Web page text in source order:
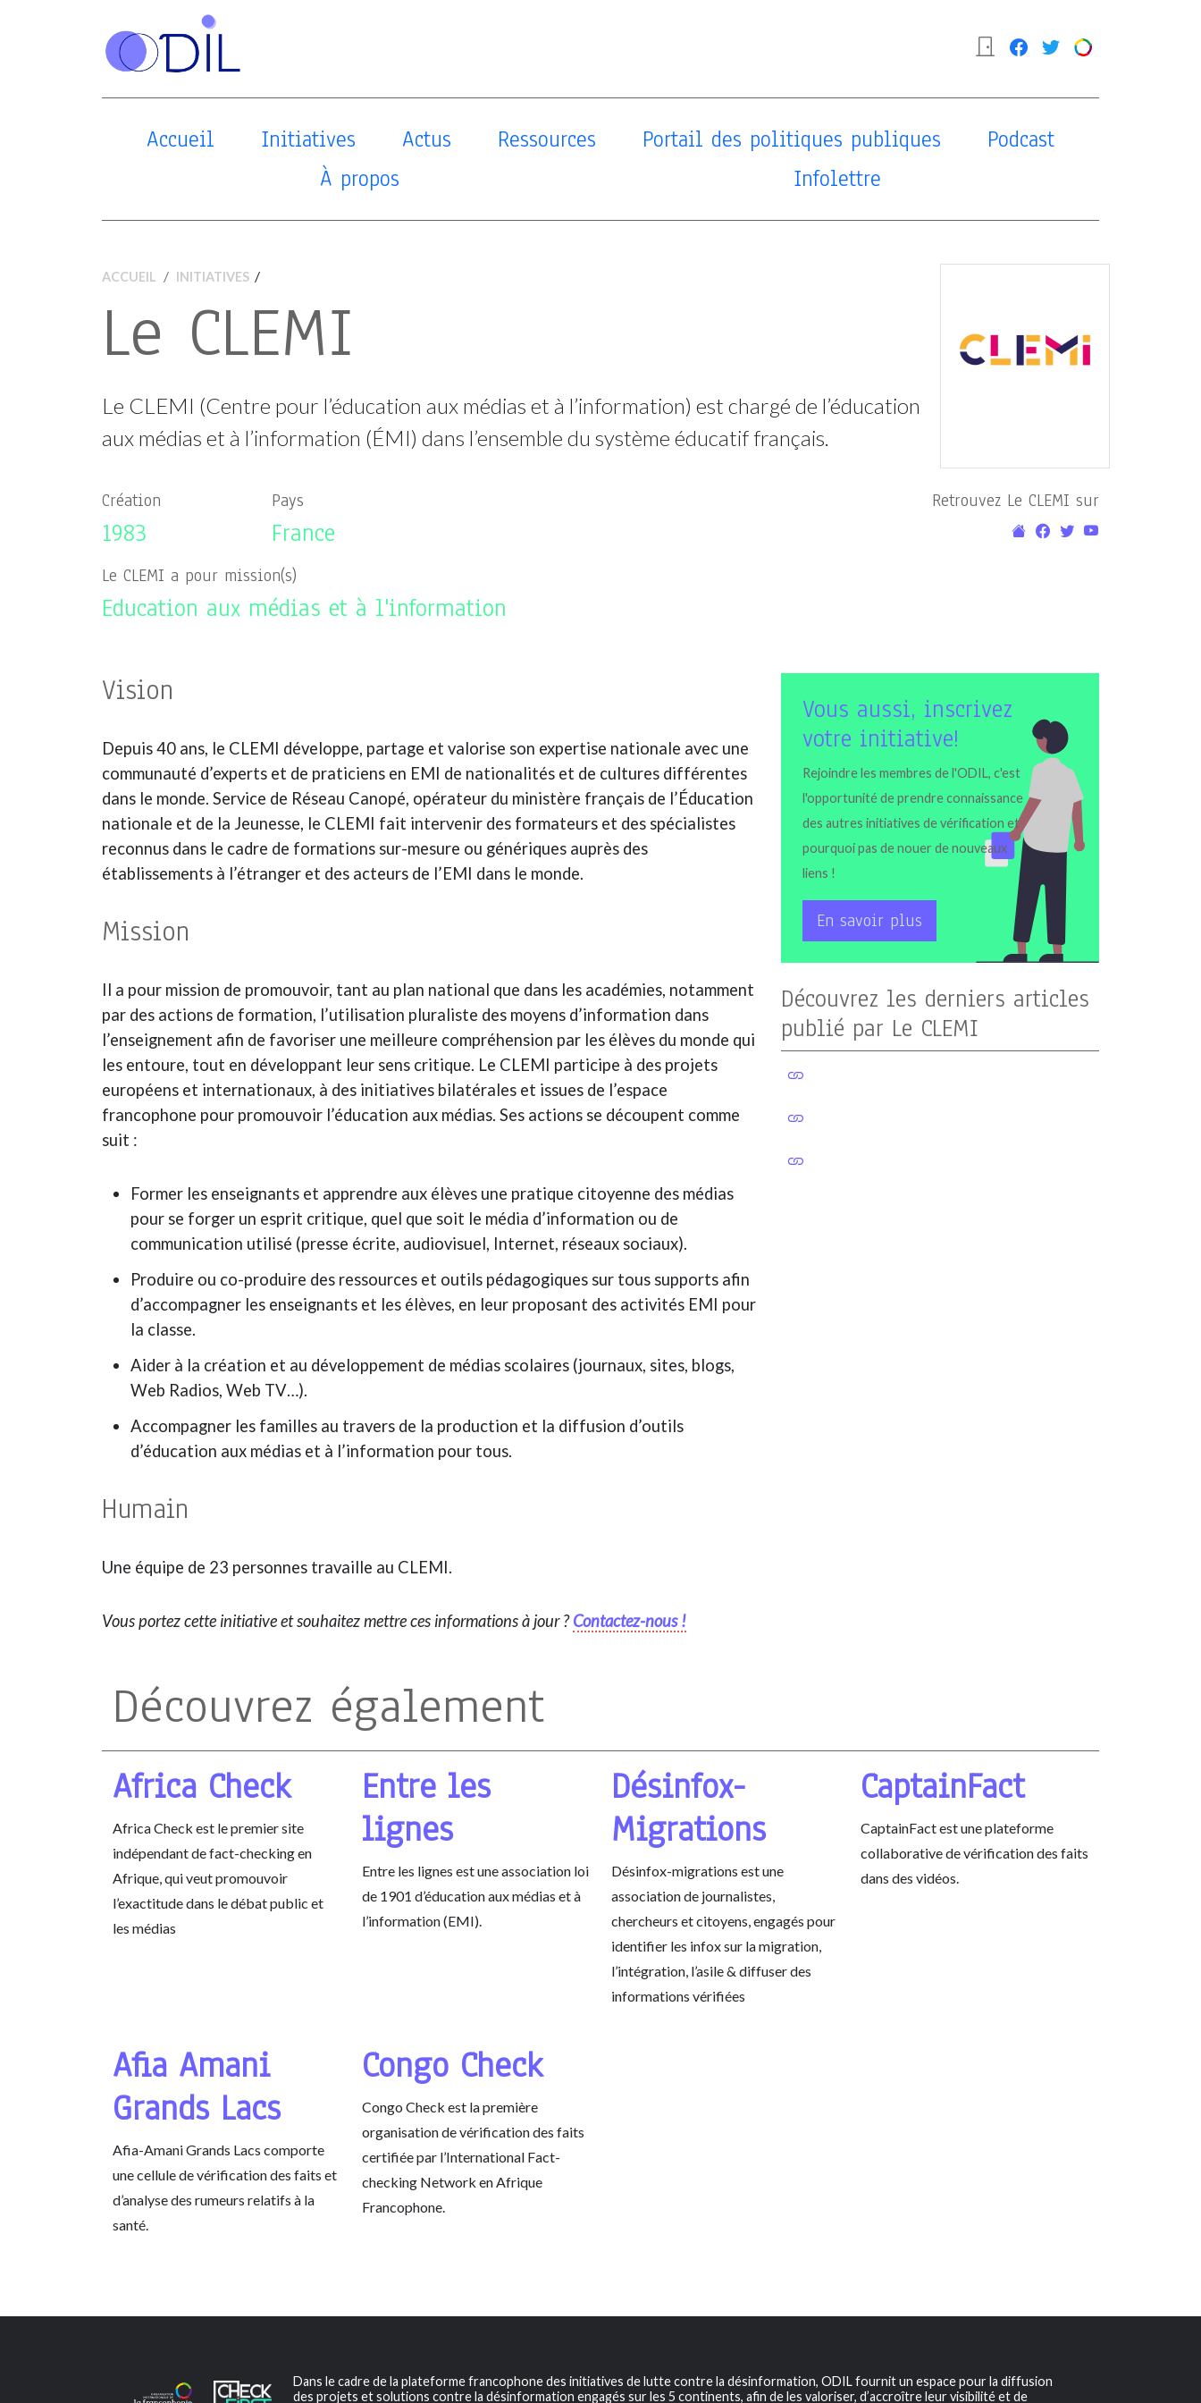
Accueil Initiatives Actus Ressources Portail des politiques publiques
Podcast
À propos
Infolettre
ACCUEIL INITIATIVES /
Le CLEMI
Le CLEMI (Centre pour l’éducation aux médias et à l’information) est chargé de l’éducation
aux médias et à l’information (ÉMI) dans l’ensemble du système éducatif français.
Création
1983
Pays
France
Retrouvez Le CLEMI sur
Le CLEMI a pour mission(s)
Education aux médias et à l'information
Vision
Depuis 40 ans, le CLEMI développe, partage et valorise son expertise nationale avec une
communauté d’experts et de praticiens en EMI de nationalités et de cultures différentes
dans le monde. Service de Réseau Canopé, opérateur du ministère français de l’Éducation
nationale et de la Jeunesse, le CLEMI fait intervenir des formateurs et des spécialistes
reconnus dans le cadre de formations sur-mesure ou génériques auprès des
établissements à l’étranger et des acteurs de l’EMI dans le monde.
Mission
Il a pour mission de promouvoir, tant au plan national que dans les académies, notamment
par des actions de formation, l’utilisation pluraliste des moyens d’information dans
l’enseignement afin de favoriser une meilleure compréhension par les élèves du monde qui
les entoure, tout en développant leur sens critique. Le CLEMI participe à des projets
européens et internationaux, à des initiatives bilatérales et issues de l’espace
francophone pour promouvoir l’éducation aux médias. Ses actions se découpent comme
suit :
Former les enseignants et apprendre aux élèves une pratique citoyenne des médias
pour se forger un esprit critique, quel que soit le média d’information ou de
communication utilisé (presse écrite, audiovisuel, Internet, réseaux sociaux).
Produire ou co-produire des ressources et outils pédagogiques sur tous supports afin
d’accompagner les enseignants et les élèves, en leur proposant des activités EMI pour
la classe.
Aider à la création et au développement de médias scolaires (journaux, sites, blogs,
Web Radios, Web TV…).
Accompagner les familles au travers de la production et la diffusion d’outils
d’éducation aux médias et à l’information pour tous.
Humain
Une équipe de 23 personnes travaille au CLEMI.
Vous portez cette initiative et souhaitez mettre ces informations à jour ?Contactez-nous !
Vous aussi, inscrivez
votre initiative!
Rejoindre les membres de l'ODIL, c'est
l'opportunité de prendre connaissance
des autres initiatives de vérification et
pourquoi pas de nouer de nouveaux
liens !
En savoir plus
Découvrez les derniers articles
publié par Le CLEMI
Découvrez également
Africa Check
Africa Check est le premier site
indépendant de fact-checking en
Afrique, qui veut promouvoir
l’exactitude dans le débat public et
les médias
Entre les
lignes
Entre les lignes est une association loi
de 1901 d’éducation aux médias et à
l’information (EMI).
Désinfox-
Migrations
Désinfox-migrations est une
association de journalistes,
chercheurs et citoyens, engagés pour
identifier les infox sur la migration,
l’intégration, l’asile & diffuser des
informations vérifiées
CaptainFact
CaptainFact est une plateforme
collaborative de vérification des faits
dans des vidéos.
Afia Amani
Grands Lacs
Afia-Amani Grands Lacs comporte
une cellule de vérification des faits et
d’analyse des rumeurs relatifs à la
santé.
Congo Check
Congo Check est la première
organisation de vérification des faits
certifiée par l’International Fact-
checking Network en Afrique
Francophone.
Dans le cadre de la plateforme francophone des initiatives de lutte contre la désinformation, ODIL fournit un espace pour la diffusion
des projets et solutions contre la désinformation engagés sur les 5 continents, afin de les valoriser, d’accroître leur visibilité et de